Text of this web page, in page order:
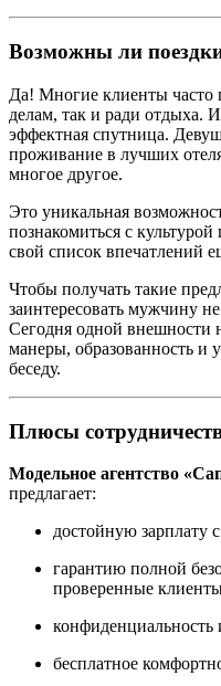
Возможны ли
Да! Многие клиенты
делам, так и ради отдыха.
эффектная спутница.
проживание в лучших
многое другое.
Это уникальная
познакомиться с
свой список впечатлений
Чтобы получать такие
заинтересовать мужчину
Сегодня одной внешности
манеры, образованность и
беседу.
Плюсы
Модельное агентство
предлагает:
достойную зарплату
гарантию полной
проверенные
бесплатное